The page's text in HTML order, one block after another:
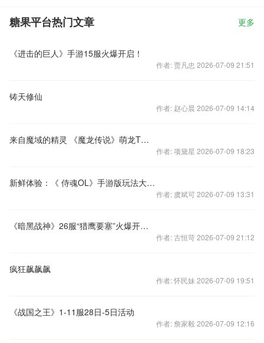
糖果平台热门文章 更多
《进击的巨人》手游15服火爆开启！
作者: 贾凡忠 2026-07-09 21:51
铸天修仙
作者: 赵心晨 2026-07-09 14:14
来自魔域的精灵 《魔龙传说》萌龙T台SHOW
作者: 项黛星 2026-07-09 18:23
新鲜体验：《 侍魂OL》手游版玩法大披露
作者: 虞斌可 2026-07-09 13:31
《暗黑战神》26服“猎鹰要塞”火爆开启！
作者: 古恒苛 2026-07-09 21:12
疯狂飙飙飙
作者: 怀民妹 2026-07-09 19:51
《战国之王》1-11服28日-5日活动
作者: 詹家毅 2026-07-09 12:16